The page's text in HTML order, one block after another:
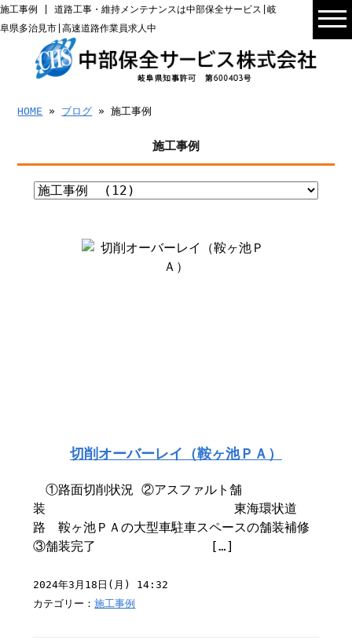
施工事例 | 道路工事・維持メンテナンスは中部保全サービス|岐
阜県多治見市|高速道路作業員求人中
HOME » ブログ » 施工事例
施工事例
切削オーバーレイ（鞍ヶ池ＰＡ）
①路面切削状況 ②アスファルト舗
装 東海環状道
路 鞍ヶ池ＰＡの大型車駐車スペースの舗装補修
③舗装完了 […]
2024年3月18日(月) 14:32
カテゴリー：施工事例